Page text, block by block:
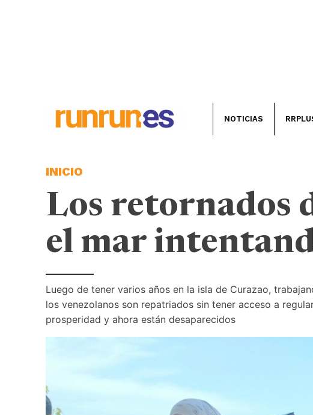
NOTICIAS
INICIO
Los retornados
el mar
Luego de tener varios años en la isla de Curazao,
los venezolanos son repatriados sin tener acceso a
prosperidad y ahora están desaparecidos